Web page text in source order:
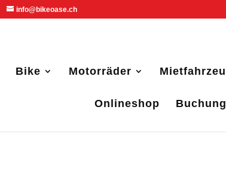
info@bikeoase.ch
Bike Motorräder
Onlineshop